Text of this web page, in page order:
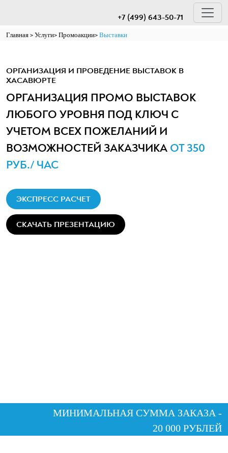
+7 (499) 643-50-71
Главная Услуги Промоакции Выставки
ОРГАНИЗАЦИЯ И ПРОВЕДЕНИЕ ВЫСТАВОК В
ХАСАВЮРТЕ
ОРГАНИЗАЦИЯ ПРОМО ВЫСТАВОК
ЛЮБОГО УРОВНЯ ПОД КЛЮЧ С
УЧЕТОМ ВСЕХ ПОЖЕЛАНИЙ И
ВОЗМОЖНОСТЕЙ ЗАКАЗЧИКА ОТ 350
РУБ./ ЧАС
ЭКСПРЕСС РАСЧЕТ
СКАЧАТЬ ПРЕЗЕНТАЦИЮ
МИНИМАЛЬНАЯ СУММА ЗАКАЗА -
20 000 РУБЛЕЙ